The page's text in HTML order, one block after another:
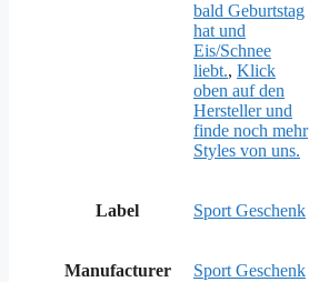
bald Geburtstag
hat und
Eis/Schnee
liebt., Klick
oben auf den
Hersteller und
finde noch mehr
Styles von uns.
Label Sport Geschenk
Manufacturer Sport Geschenk